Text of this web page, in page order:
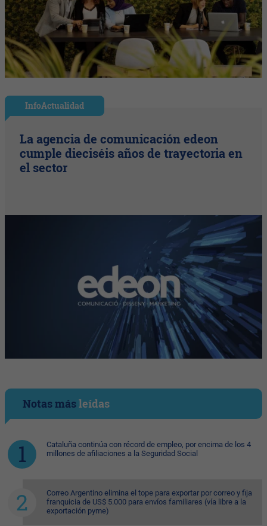
InfoActualidad
La agencia de comunicación edeon
cumple dieciséis años de trayectoria en
el sector
Notas másleídas
Cataluña continúa con récord de empleo, por encima de los 4
millones de afiliaciones a la Seguridad Social
Correo Argentino elimina el tope para exportar por correo y fija
franquicia de US$ 5.000 para envíos familiares (vía libre a la
exportación pyme)